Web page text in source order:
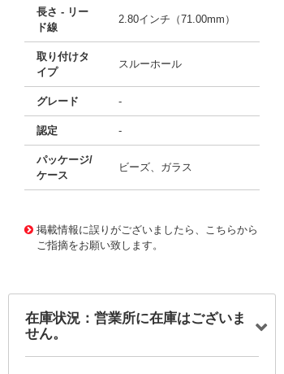
長さ - リー
ド線
2.80インチ（71.00mm）
取り付けタ
イプ
スルーホール
グレード -
認定 -
パッケージ/
ケース
ビーズ、ガラス
掲載情報に誤りがございましたら、こちらから
ご指摘をお願い致します。
在庫状況：営業所に在庫はございま
せん。